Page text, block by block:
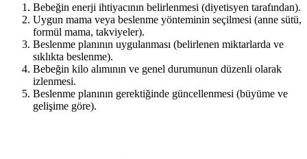
Bebeğin enerji ihtiyacının belirlenmesi (diyetisyen tarafından).
Uygun mama veya beslenme yönteminin seçilmesi (anne sütü,
formül mama, takviyeler).
Beslenme planının uygulanması (belirlenen miktarlarda ve
sıklıkta beslenme).
Bebeğin kilo alımının ve genel durumunun düzenli olarak
izlenmesi.
Beslenme planının gerektiğinde güncellenmesi (büyüme ve
gelişime göre).